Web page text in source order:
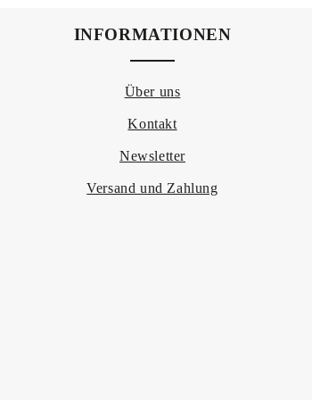
INFORMATIONEN
Über uns
Kontakt
Newsletter
Versand und Zahlung